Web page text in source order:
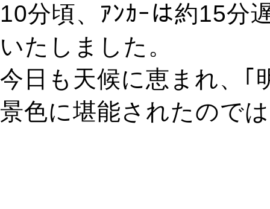
10分頃、ｱﾝｶｰは約15分
いたしました。
今日も天候に恵まれ、｢
景色に堪能されたので